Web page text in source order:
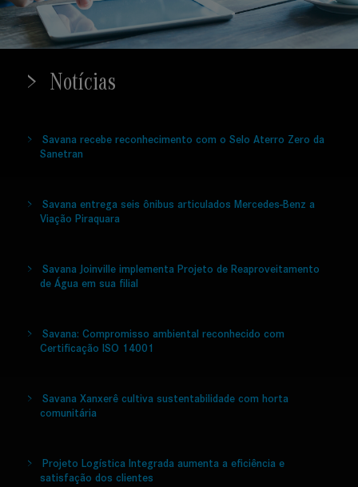
Notícias
Savana recebe reconhecimento com o Selo Aterro Zero da
Sanetran
Savana entrega seis ônibus articulados Mercedes-Benz a
Viação Piraquara
Savana Joinville implementa Projeto de Reaproveitamento
de Água em sua filial
Savana: Compromisso ambiental reconhecido com
Certificação ISO 14001
Savana Xanxerê cultiva sustentabilidade com horta
comunitária
Projeto Logística Integrada aumenta a eficiência e
satisfação dos clientes